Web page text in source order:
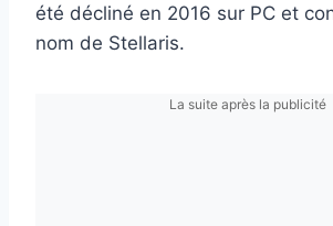
été décliné en 2016 sur PC et
nom de Stellaris.
La suite après la publicité